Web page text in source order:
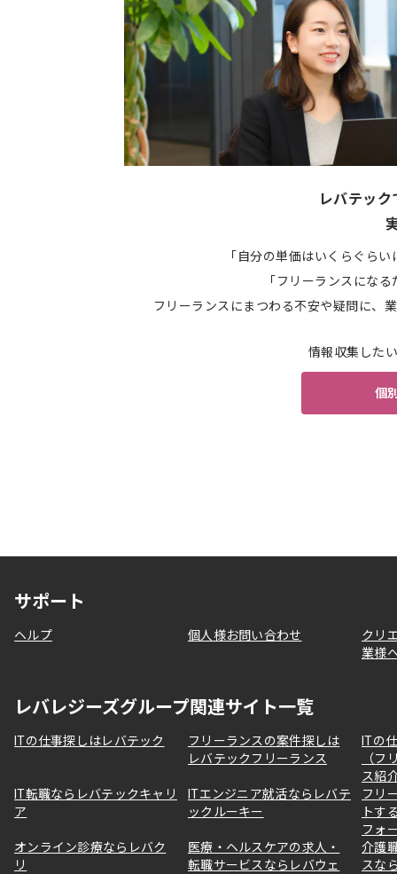
レバテッ
「自分の単価はいくらぐら
「フリーランスにな
フリーランスにまつわる不安や疑問に、
情報収集した
個
サポート
ヘルプ 個人様お問い合わせ
クリ
業様
レバレジーズグループ関連サイト一覧
ITの仕事探しはレバテック
フリーランスの案件探しは
レバテックフリーランス
ITの
（フ
ス紹
IT転職ならレバテックキャリ
ア
ITエンジニア就活ならレバテ
ックルーキー
フリ
トす
フォ
オンライン診療ならレバク
リ
医療・ヘルスケアの求人・
転職サービスならレバウェ
介護
スな